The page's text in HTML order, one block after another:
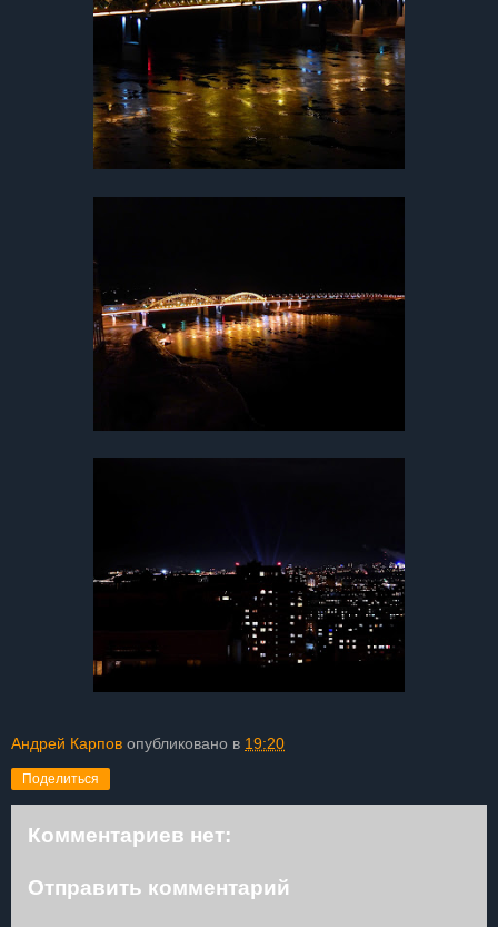
Андрей Карпов опубликовано в 19:20
Поделиться
Комментариев нет:
Отправить комментарий